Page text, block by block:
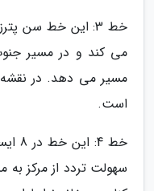
خط 3: این خط سن
می کند و در مسیر
مسیر می دهد. در
است.
خط
سهولت تردد از مرکز